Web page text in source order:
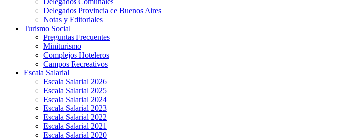
Delegados Provincia de Buenos Aires
Notas y Editoriales
Turismo Social
Preguntas Frecuentes
Miniturismo
Complejos Hoteleros
Campos Recreativos
Escala Salarial
Escala Salarial 2026
Escala Salarial 2025
Escala Salarial 2024
Escala Salarial 2023
Escala Salarial 2022
Escala Salarial 2021
Escala Salarial 2020